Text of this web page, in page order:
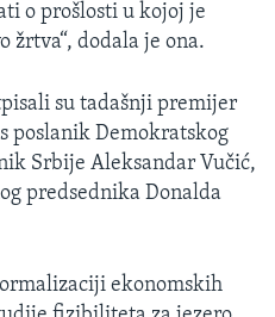
o prošlosti u kojoj je
žrtva“, dodala je ona.
su tadašnji premijer
poslanik Demokratskog
Srbije Aleksandar Vučić,
predsednika Donalda
ekonomskih